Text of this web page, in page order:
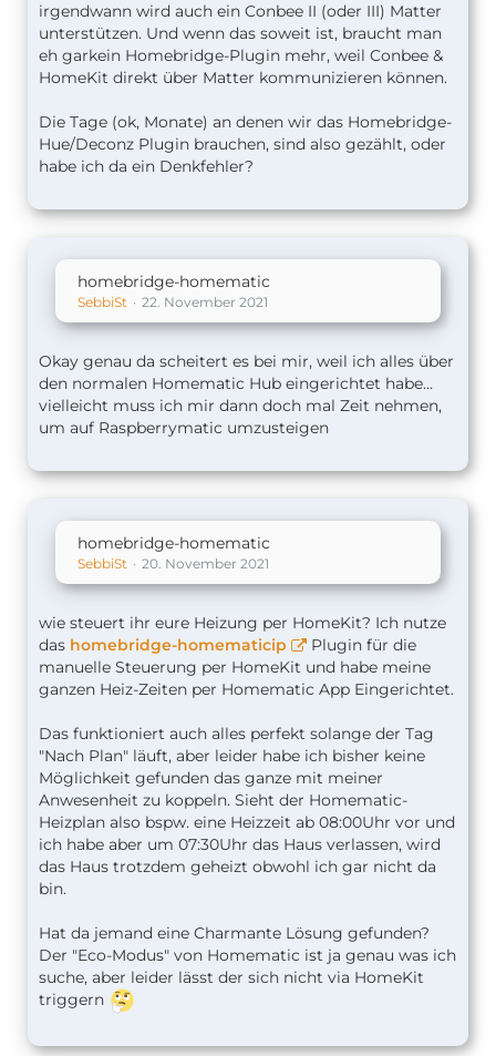
irgendwann wird auch ein Conbee II (oder III) Matter
unterstützen. Und wenn das soweit ist, braucht man
eh garkein Homebridge-Plugin mehr, weil Conbee &
HomeKit direkt über Matter kommunizieren können.
Die Tage (ok, Monate) an denen wir das Homebridge-
Hue/Deconz Plugin brauchen, sind also gezählt, oder
habe ich da ein Denkfehler?
homebridge-homematic
SebbiSt 22. November 2021
Okay genau da scheitert es bei mir, weil ich alles über
den normalen Homematic Hub eingerichtet habe…
vielleicht muss ich mir dann doch mal Zeit nehmen,
um auf Raspberrymatic umzusteigen
homebridge-homematic
SebbiSt 20. November 2021
wie steuert ihr eure Heizung per HomeKit? Ich nutze
das homebridge-homematicip
Plugin für die
manuelle Steuerung per HomeKit und habe meine
ganzen Heiz-Zeiten per Homematic App Eingerichtet.
Das funktioniert auch alles perfekt solange der Tag
"Nach Plan" läuft, aber leider habe ich bisher keine
Möglichkeit gefunden das ganze mit meiner
Anwesenheit zu koppeln. Sieht der Homematic-
Heizplan also bspw. eine Heizzeit ab 08:00Uhr vor und
ich habe aber um 07:30Uhr das Haus verlassen, wird
das Haus trotzdem geheizt obwohl ich gar nicht da
bin.
Hat da jemand eine Charmante Lösung gefunden?
Der "Eco-Modus" von Homematic ist ja genau was ich
suche, aber leider lässt der sich nicht via HomeKit
triggern